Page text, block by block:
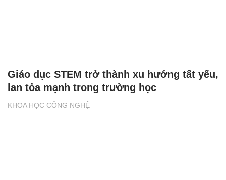
KHOA HỌC CÔNG NGHỆ
Giáo dục STEM trở thành xu hướng tất yếu,
lan tỏa mạnh trong trường học